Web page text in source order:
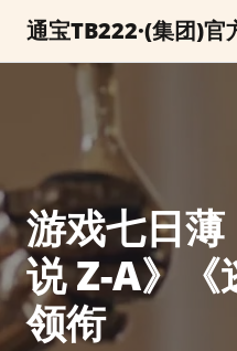
通宝TB222·(集团)官
游戏七日
说 Z-A》《
领衔